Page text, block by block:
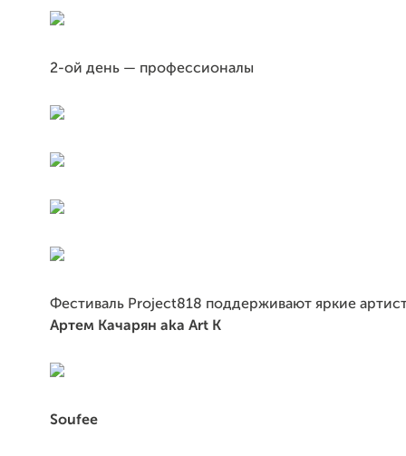
2-ой день — профессионалы
Фестиваль Project818 поддерживают яркие
Артем Качарян aka Art K
Soufee